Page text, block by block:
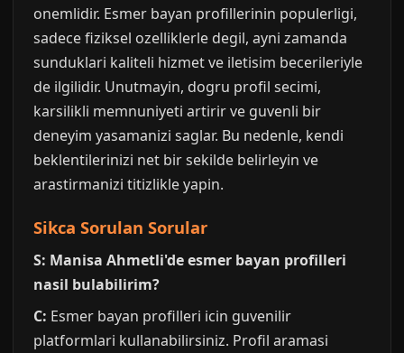
onemlidir. Esmer bayan profillerinin populerligi,
sadece fiziksel ozelliklerle degil, ayni zamanda
sunduklari kaliteli hizmet ve iletisim becerileriyle
de ilgilidir. Unutmayin, dogru profil secimi,
karsilikli memnuniyeti artirir ve guvenli bir
deneyim yasamanizi saglar. Bu nedenle, kendi
beklentilerinizi net bir sekilde belirleyin ve
arastirmanizi titizlikle yapin.
Sikca Sorulan Sorular
S: Manisa Ahmetli'de esmer bayan profilleri
nasil bulabilirim?
C: Esmer bayan profilleri icin guvenilir
platformlari kullanabilirsiniz. Profil aramasi